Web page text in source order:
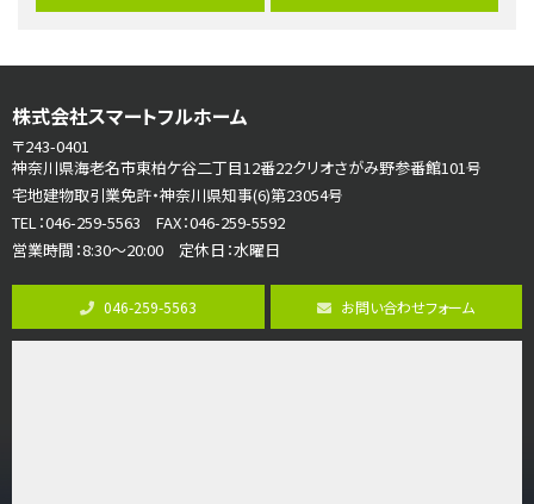
さがみ野駅
歩17分
ご家族が集まるLDKは１７．５帖とゆとりある広さ…
第8位
3,990万円
4ＬＤＫ
古淵駅
株式会社スマートフルホーム
〒243-0401
神奈川県海老名市東柏ケ谷二丁目12番22クリオさがみ野参番館101号
宅地建物取引業免許・神奈川県知事(6)第23054号
TEL：046-259-5563 FAX：046-259-5592
営業時間：8:30～20:00 定休日：水曜日
046-259-5563 お問い合わせフォーム